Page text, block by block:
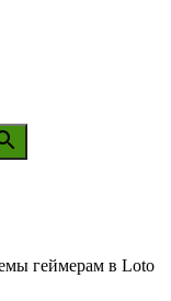
геймерам в Loto